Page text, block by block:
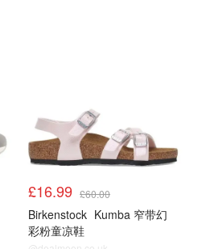
£16.99 £60.00
Birkenstock Kumba 窄带幻
彩粉童凉鞋